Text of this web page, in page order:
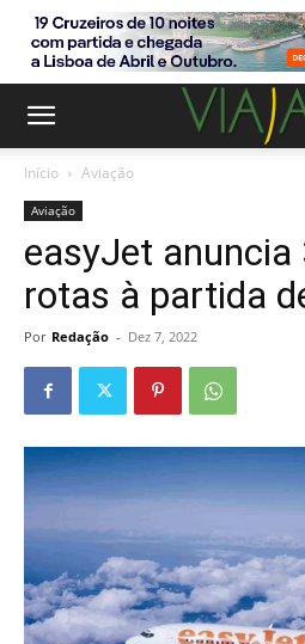
Início Aviação
Aviação
easyJet anuncia
rotas à partida
Por Redação - Dez 7, 2022